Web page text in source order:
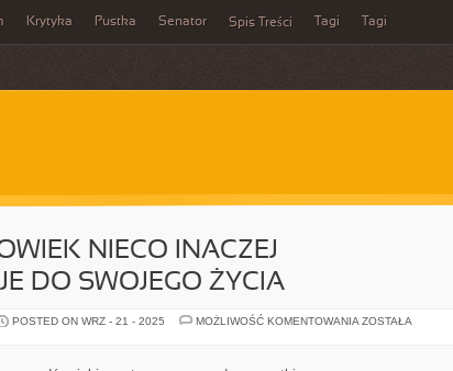
Krytyka Pustka Senator Spis Treści Tagi Tagi
NIECO INACZEJ
DO SWOJEGO ŻYCIA
POSTED ON WRZ - 21 - 2025 MOŻLIWOŚĆ KOMENTOWANIA KAŻDY
ZOSTAŁA